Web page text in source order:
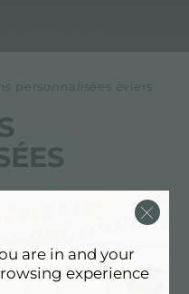
personnalisées éviers
avec :
are in and your
experience